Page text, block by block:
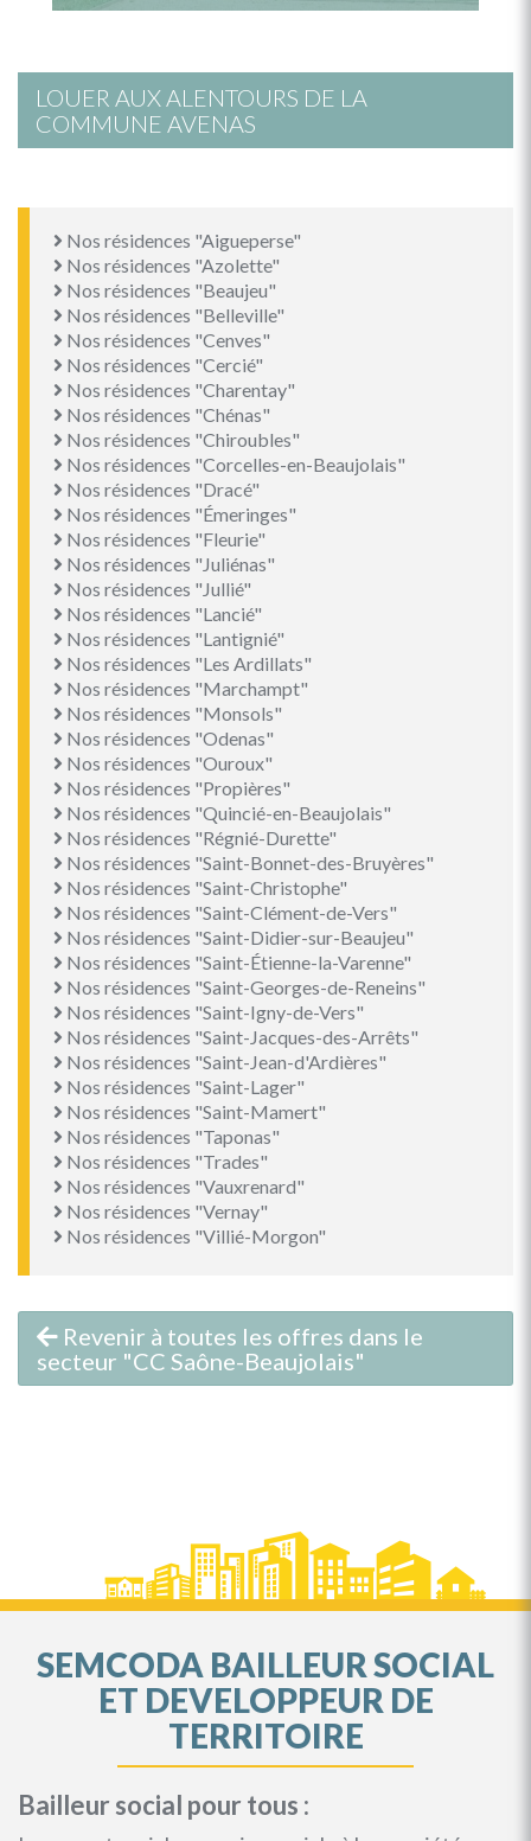
LOUER AUX ALENTOURS DE LA
COMMUNE AVENAS
Nos résidences "Aigueperse"
Nos résidences "Azolette"
Nos résidences "Beaujeu"
Nos résidences "Belleville"
Nos résidences "Cenves"
Nos résidences "Cercié"
Nos résidences "Charentay"
Nos résidences "Chénas"
Nos résidences "Chiroubles"
Nos résidences "Corcelles-en-Beaujolais"
Nos résidences "Dracé"
Nos résidences "Émeringes"
Nos résidences "Fleurie"
Nos résidences "Juliénas"
Nos résidences "Jullié"
Nos résidences "Lancié"
Nos résidences "Lantignié"
Nos résidences "Les Ardillats"
Nos résidences "Marchampt"
Nos résidences "Monsols"
Nos résidences "Odenas"
Nos résidences "Ouroux"
Nos résidences "Propières"
Nos résidences "Quincié-en-Beaujolais"
Nos résidences "Régnié-Durette"
Nos résidences "Saint-Bonnet-des-Bruyères"
Nos résidences "Saint-Christophe"
Nos résidences "Saint-Clément-de-Vers"
Nos résidences "Saint-Didier-sur-Beaujeu"
Nos résidences "Saint-Étienne-la-Varenne"
Nos résidences "Saint-Georges-de-Reneins"
Nos résidences "Saint-Igny-de-Vers"
Nos résidences "Saint-Jacques-des-Arrêts"
Nos résidences "Saint-Jean-d'Ardières"
Nos résidences "Saint-Lager"
Nos résidences "Saint-Mamert"
Nos résidences "Taponas"
Nos résidences "Trades"
Nos résidences "Vauxrenard"
Nos résidences "Vernay"
Nos résidences "Villié-Morgon"
Revenir à toutes les offres dans le
secteur "CC Saône-Beaujolais"
SEMCODA BAILLEUR SOCIAL
ET DEVELOPPEUR DE
TERRITOIRE
Bailleur social pour tous :